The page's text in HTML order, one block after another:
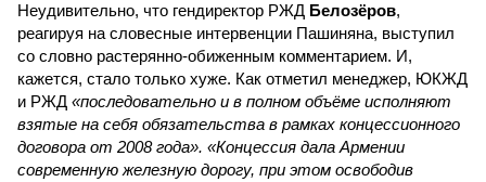
Неудивительно, что гендиректор РЖД Белозёров,
реагируя на словесные интервенции Пашиняна, выступил
со словно растерянно-обиженным комментарием. И,
кажется, стало только хуже. Как отметил менеджер, ЮКЖД
и РЖД «последовательно и в полном объёме исполняют
взятые на себя обязательства в рамках концессионного
договора от 2008 года». «Концессия дала Армении
современную железную дорогу, при этом освободив